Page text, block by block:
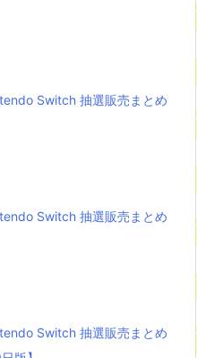
Switch 抽選販売まとめ
Switch 抽選販売まとめ
Switch 抽選販売まとめ